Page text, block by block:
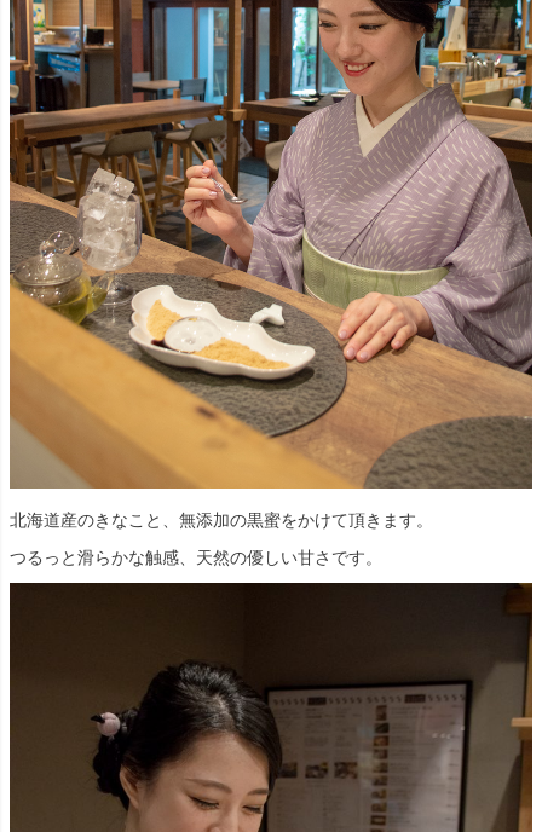
北海道産のきなこと、無添加の黒蜜をかけて頂きます。
つるっと滑らかな触感、天然の優しい甘さです。